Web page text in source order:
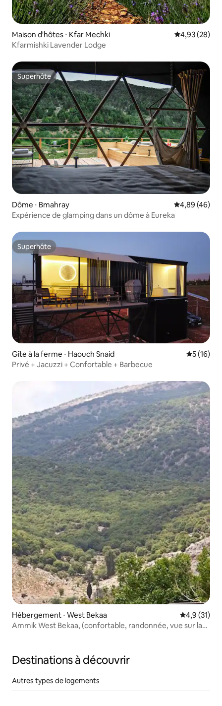
Maison d'hôtes ⋅ Kfar Mechki Évaluation
4,93 (28)
Kfarmishki Lavender Lodge
Superhôte
Superhôte
Dôme ⋅ Bmahray Évaluation
4,89 (46)
Expérience de glamping dans un dôme à Eureka
Superhôte
Superhôte
Gîte à la ferme ⋅ Haouch Snaid
5 (16)
Privé + Jacuzzi + Confortable + Barbecue
Hébergement ⋅ West Bekaa Évaluation
4,9 (31)
Ammik West Bekaa, (confortable, randonnée, vue sur la
Destinations à découvrir
Autres types de logements